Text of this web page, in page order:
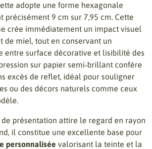
adopte une forme hexagonale
précisément 9 cm sur 7,95 cm. Cette
crée immédiatement un impact visuel
de miel, tout en conservant un
entre surface décorative et lisibilité des
sur papier semi‑brillant confère
excès de reflet, idéal pour souligner
ou des décors naturels comme ceux
de présentation attire le regard en rayon
il constitue une excellente base pour
personnalisée valorisant la teinte et la